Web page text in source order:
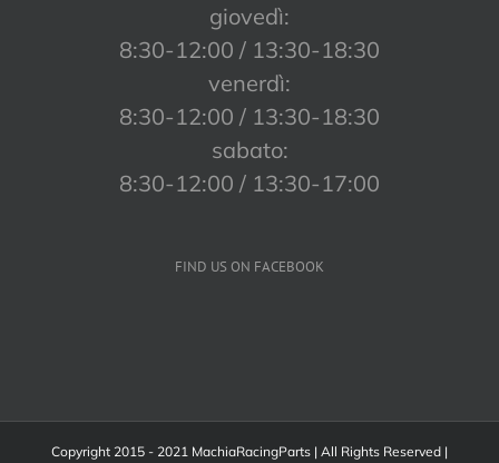
giovedì:
8:30-12:00 / 13:30-18:30
venerdì:
8:30-12:00 / 13:30-18:30
sabato:
8:30-12:00 / 13:30-17:00
FIND US ON FACEBOOK
Copyright 2015 - 2021 MachiaRacingParts | All Rights Reserved |